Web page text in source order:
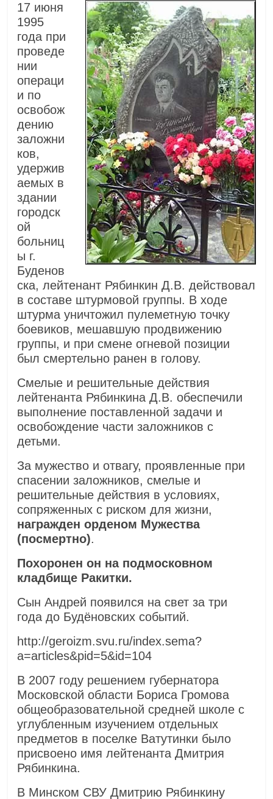
17 июня
1995
года при
проведе
нии
операци
и по
освобож
дению
заложни
ков,
удержив
аемых в
здании
городск
ой
больниц
ы г.
Буденов
ска, лейтенант Рябинкин Д.В. действовал
в составе штурмовой группы. В ходе
штурма уничтожил пулеметную точку
боевиков, мешавшую продвижению
группы, и при смене огневой позиции
был смертельно ранен в голову.
Смелые и решительные действия
лейтенанта Рябинкина Д.В. обеспечили
выполнение поставленной задачи и
освобождение части заложников с
детьми.
За мужество и отвагу, проявленные при
спасении заложников, смелые и
решительные действия в условиях,
сопряженных с риском для жизни,
награжден орденом Мужества
(посмертно).
Похоронен он на подмосковном
кладбище Ракитки.
Сын Андрей появился на свет за три
года до Будёновских событий.
http://geroizm.svu.ru/index.sema?
a=articles&pid=5&id=104
В 2007 году решением губернатора
Московской области Бориса Громова
общеобразовательной средней школе с
углубленным изучением отдельных
предметов в поселке Ватутинки было
присвоено имя лейтенанта Дмитрия
Рябинкина.
В Минском СВУ Дмитрию Рябинкину